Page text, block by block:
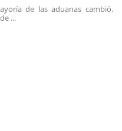
de las aduanas cambió.
...